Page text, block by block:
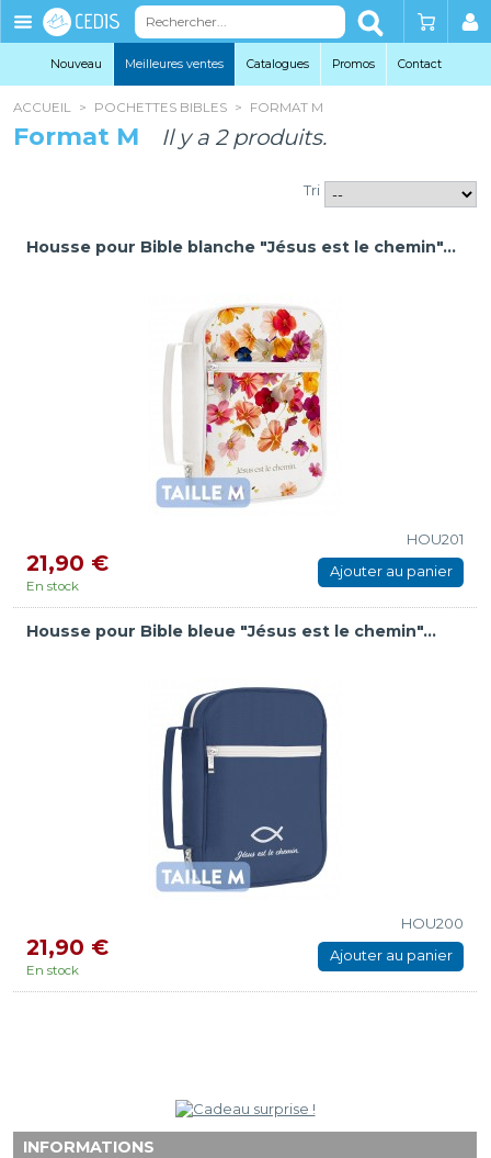
Éditions
Cedis
Nouveau Meilleures ventes Catalogues Promos Contact
ACCUEIL > POCHETTES BIBLES > FORMAT M
Format M Il y a 2 produits.
Tri
Housse pour Bible blanche "Jésus est le chemin"...
HOU201
21,90 €
En stock
Ajouter au panier
Housse pour Bible bleue "Jésus est le chemin"...
HOU200
21,90 €
En stock
Ajouter au panier
INFORMATIONS